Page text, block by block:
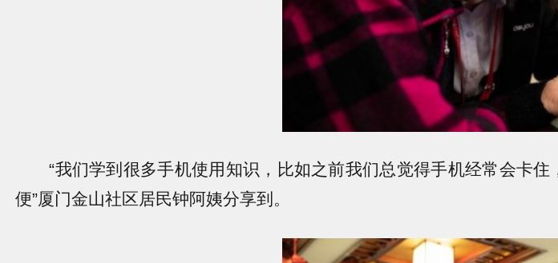
“我们学到很多手机使用知识，比如之前我们总觉得手机经常会卡住
便”厦门金山社区居民钟阿姨分享到。